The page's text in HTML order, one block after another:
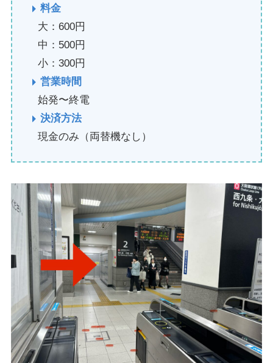
料金
大：600円
中：500円
小：300円
営業時間
始発〜終電
決済方法
現金のみ（両替機なし）